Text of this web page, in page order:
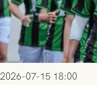
2026-07-15 18:00